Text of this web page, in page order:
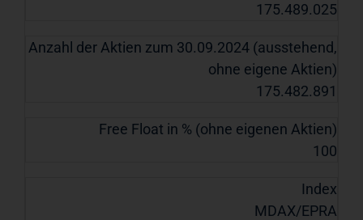
175.489.025
Anzahl der Aktien zum 30.09.2024 (ausstehend,
ohne eigene Aktien)
175.482.891
Free Float in % (ohne eigenen Aktien)
100
Index
MDAX/EPRA